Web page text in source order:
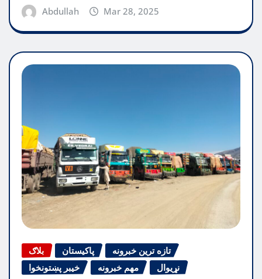
Abdullah Mar 28, 2025
بلاګ پاکیستان
تازه ترین خبرونه
خیبر پښتونخوا
مهم خبرونه نړیوال